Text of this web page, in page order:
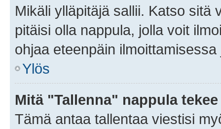
Mikäli ylläpitäjä sallii. Katso sitä
pitäisi olla nappula, jolla voit
ohjaa eteenpäin
Ylös
Mitä "Tallenna" nappula
Tämä antaa tallentaa viestisi